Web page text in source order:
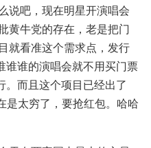
说吧，现在明星开演唱会
黄牛党的存在，老是把门
就看准这个需求点，发行
谁谁的演唱会就不用买门票
。而且这个项目已经出了
是太穷了，要抢红包。哈哈